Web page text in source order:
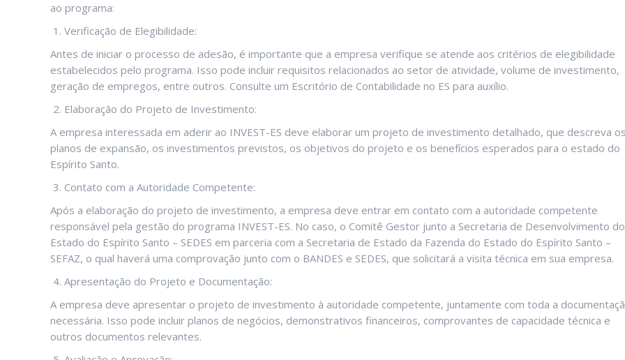
ao programa:
Verificação de Elegibilidade:
Antes de iniciar o processo de adesão, é importante que a empresa verifique se atende aos critérios de elegibilidade
estabelecidos pelo programa. Isso pode incluir requisitos relacionados ao setor de atividade, volume de investimento,
geração de empregos, entre outros. Consulte um Escritório de Contabilidade no ES para auxílio.
Elaboração do Projeto de Investimento:
A empresa interessada em aderir ao INVEST-ES deve elaborar um projeto de investimento detalhado, que descreva
planos de expansão, os investimentos previstos, os objetivos do projeto e os benefícios esperados para o estado do
Espírito Santo.
Contato com a Autoridade Competente:
Após a elaboração do projeto de investimento, a empresa deve entrar em contato com a autoridade competente
responsável pela gestão do programa INVEST-ES. No caso, o Comitê Gestor junto a Secretaria de Desenvolvimento do
Estado do Espírito Santo – SEDES em parceria com a Secretaria de Estado da Fazenda do Estado do Espírito Santo –
SEFAZ, o qual haverá uma comprovação junto com o BANDES e SEDES, que solicitará a visita técnica em sua empresa.
Apresentação do Projeto e Documentação:
A empresa deve apresentar o projeto de investimento à autoridade competente, juntamente com toda a
necessária. Isso pode incluir planos de negócios, demonstrativos financeiros, comprovantes de capacidade técnica e
outros documentos relevantes.